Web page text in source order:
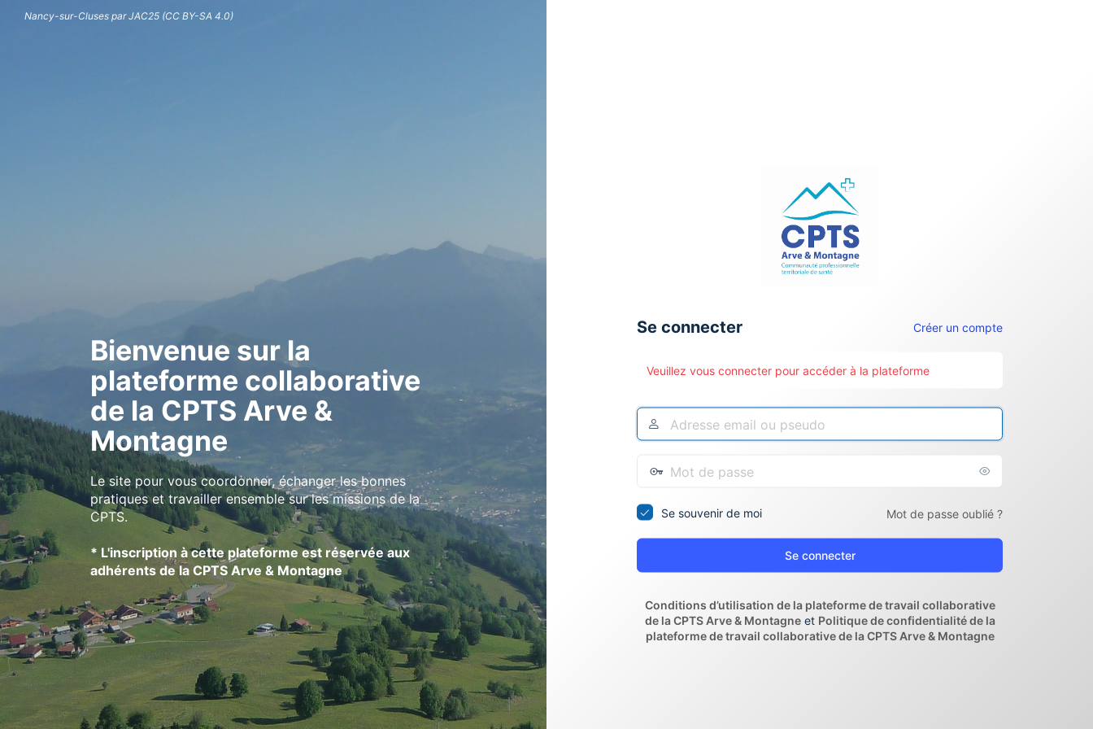
Nancy-sur-Cluses par JAC25 (CC BY-SA 4.0)
Bienvenue sur la
plateforme collaborative
de la CPTS Arve &
Montagne
Le site pour vous coordonner, échanger les bonnes
pratiques et travailler ensemble sur les missions de la
CPTS.
* L'inscription à cette plateforme est réservée aux
adhérents de la CPTS Arve & Montagne
Se connecter Créer un compte
Veuillez vous connecter pour accéder à la plateforme
Se souvenir de moi Mot de passe oublié ?
Conditions d’utilisation de la plateforme de travail collaborative
de la CPTS Arve & Montagneet Politique de confidentialité de la
plateforme de travail collaborative de la CPTS Arve & Montagne